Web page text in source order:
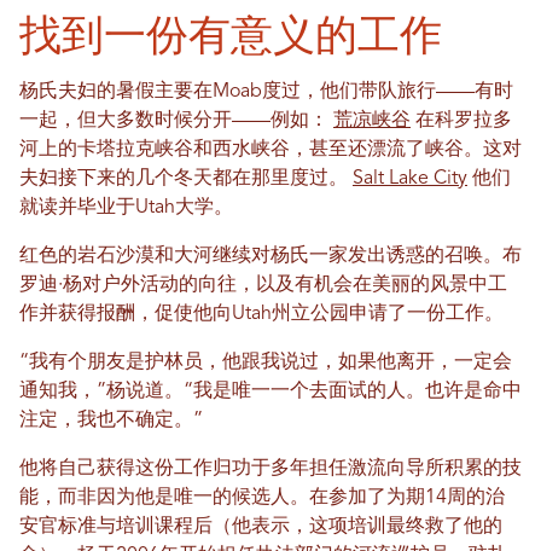
找到一份有意义的工作
杨氏夫妇的暑假主要在Moab度过，他们带队旅行——有时
一起，但大多数时候分开——例如： 荒凉峡谷 在科罗拉多
河上的卡塔拉克峡谷和西水峡谷，甚至还漂流了峡谷。这对
夫妇接下来的几个冬天都在那里度过。 Salt Lake City 他们
就读并毕业于Utah大学。
红色的岩石沙漠和大河继续对杨氏一家发出诱惑的召唤。布
罗迪·杨对户外活动的向往，以及有机会在美丽的风景中工
作并获得报酬，促使他向Utah州立公园申请了一份工作。
“我有个朋友是护林员，他跟我说过，如果他离开，一定会
通知我，”杨说道。“我是唯一一个去面试的人。也许是命中
注定，我也不确定。”
他将自己获得这份工作归功于多年担任激流向导所积累的技
能，而非因为他是唯一的候选人。在参加了为期14周的治
安官标准与培训课程后（他表示，这项培训最终救了他的